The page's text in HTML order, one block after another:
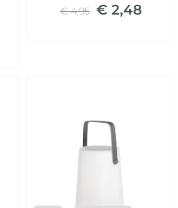
€ 4,95 € 2,48